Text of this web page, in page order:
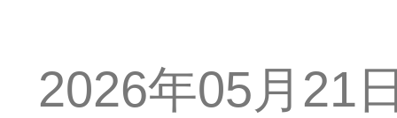
2026年05月21